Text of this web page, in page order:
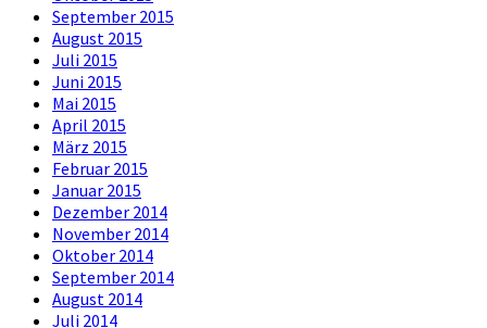
September 2015
August 2015
Juli 2015
Juni 2015
Mai 2015
April 2015
März 2015
Februar 2015
Januar 2015
Dezember 2014
November 2014
Oktober 2014
September 2014
August 2014
Juli 2014